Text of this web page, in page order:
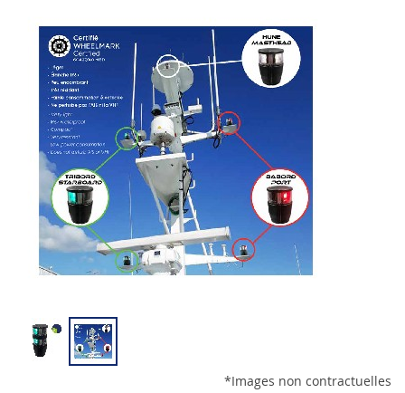
*Images non contractuelles